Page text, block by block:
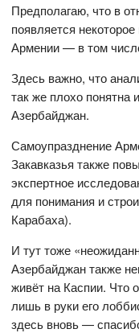
Предполагаю, что в
появляется
Армении — в том
Здесь важно, что
так же плохо понятна
Азербайджан.
Самоупразднение
Закавказья также
экспертное
для понимания и
Карабаха).
И тут тоже
Азербайджан также
живёт на Каспии. Что
лишь в руки его
здесь вновь —